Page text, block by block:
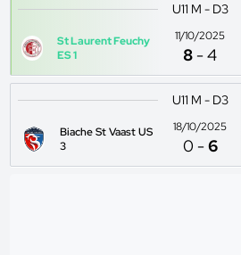
U11 M - D3
St Laurent Feuchy
ES 1
11/10/2025
8 -4
U11 M - D3
Biache St Vaast US
3
18/10/2025
0 -6